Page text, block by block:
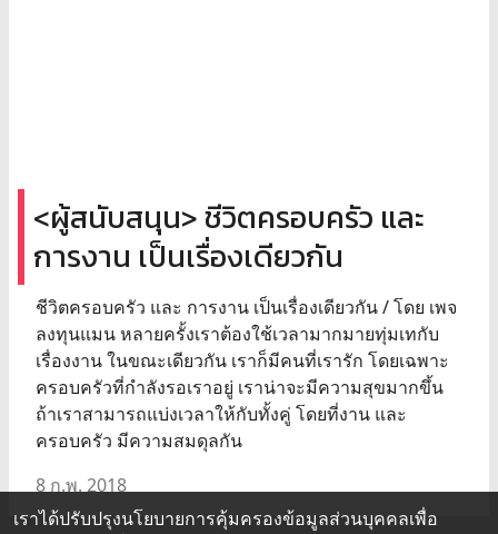
<ผู้สนับสนุน> ชีวิตครอบครัว และ
การงาน เป็นเรื่องเดียวกัน
ชีวิตครอบครัว และ การงาน เป็นเรื่องเดียวกัน / โดย เพจ
ลงทุนแมน หลายครั้งเราต้องใช้เวลามากมายทุ่มเทกับ
เรื่องงาน ในขณะเดียวกัน เราก็มีคนที่เรารัก โดยเฉพาะ
ครอบครัวที่กำลังรอเราอยู่ เราน่าจะมีความสุขมากขึ้น
ถ้าเราสามารถแบ่งเวลาให้กับทั้งคู่ โดยที่งาน และ
ครอบครัว มีความสมดุลกัน
8 ก.พ. 2018
เราได้ปรับปรุงนโยบายการคุ้มครองข้อมูลส่วนบุคคลเพื่อ